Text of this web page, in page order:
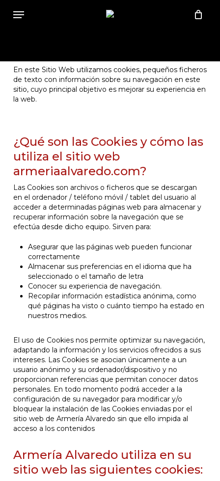
Menu
En este Sitio Web utilizamos cookies, pequeños ficheros
de texto con información sobre su navegación en este
sitio, cuyo principal objetivo es mejorar su experiencia en
la web.
¿Qué son las Cookies y cómo las
utiliza el sitio web
armeriaalvaredo.com?
Las Cookies son archivos o ficheros que se descargan
en el ordenador / teléfono móvil / tablet del usuario al
acceder a determinadas páginas web para almacenar y
recuperar información sobre la navegación que se
efectúa desde dicho equipo. Sirven para:
Asegurar que las páginas web pueden funcionar
correctamente
Almacenar sus preferencias en el idioma que ha
seleccionado o el tamaño de letra
Conocer su experiencia de navegación.
Recopilar información estadística anónima, como
qué páginas ha visto o cuánto tiempo ha estado en
nuestros medios.
El uso de Cookies nos permite optimizar su navegación,
adaptando la información y los servicios ofrecidos a sus
intereses. Las Cookies se asocian únicamente a un
usuario anónimo y su ordenador/dispositivo y no
proporcionan referencias que permitan conocer datos
personales. En todo momento podrá acceder a la
configuración de su navegador para modificar y/o
bloquear la instalación de las Cookies enviadas por el
sitio web de Armería Alvaredo sin que ello impida al
acceso a los contenidos
Armería Alvaredo utiliza en su
sitio web las siguientes cookies: